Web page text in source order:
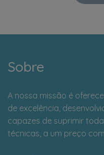
Sobre
A nossa missão é
de excelência,
capazes de suprimir
técnicas, a um preço